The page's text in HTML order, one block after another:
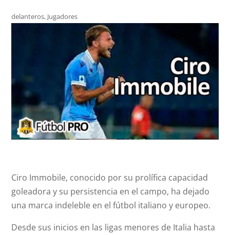
delanteros, Jugadores
Ciro Immobile, conocido por su prolífica capacidad
goleadora y su persistencia en el campo, ha dejado
una marca indeleble en el fútbol italiano y europeo.
Desde sus inicios en las ligas menores de Italia hasta